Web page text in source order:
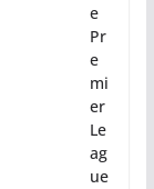
e
Pr
e
mi
er
Le
ag
ue